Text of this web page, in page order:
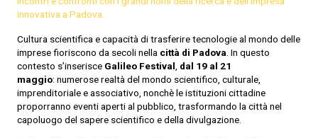
innovativa a Padova.
Cultura scientifica e capacità di trasferire tecnologie al mondo delle
imprese fioriscono da secoli nella città di Padova . In questo
contesto s’inserisce Galileo Festival dal 19 al 21
maggio: numerose realtà del mondo scientifico, culturale,
imprenditoriale e associativo, nonchè le istituzioni cittadine
proporranno eventi aperti al pubblico, trasformando la città nel
capoluogo del sapere scientifico e della divulgazione.